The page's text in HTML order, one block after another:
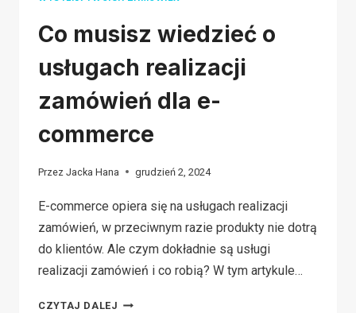
Co musisz wiedzieć o
usługach realizacji
zamówień dla e-
commerce
Przez Jacka Hana grudzień 2, 2024
E-commerce opiera się na usługach realizacji
zamówień, w przeciwnym razie produkty nie dotrą
do klientów. Ale czym dokładnie są usługi
realizacji zamówień i co robią? W tym artykule…
CZYTAJ DALEJ CO